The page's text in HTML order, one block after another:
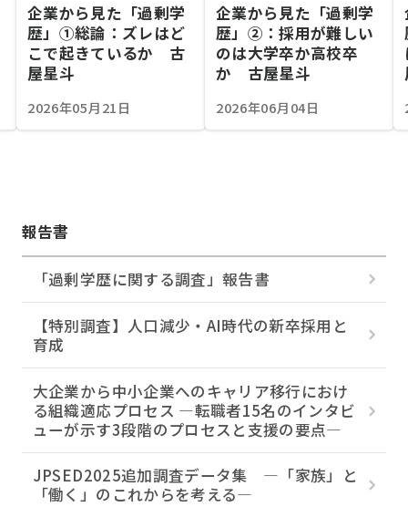
企業から見た「過剰学
歴」①総論：ズレはど
こで起きているか 古
屋星斗
2026年05月21日
企業から見た「過剰学
歴」②：採用が難しい
のは大学卒か高校卒
か 古屋星斗
2026年06月04日
報告書
「過剰学歴に関する調査」報告書
【特別調査】人口減少・AI時代の新卒採用と
育成
大企業から中小企業へのキャリア移行におけ
る組織適応プロセス ―転職者15名のインタビ
ューが示す3段階のプロセスと支援の要点―
JPSED2025追加調査データ集 ―「家族」と
「働く」のこれからを考える―